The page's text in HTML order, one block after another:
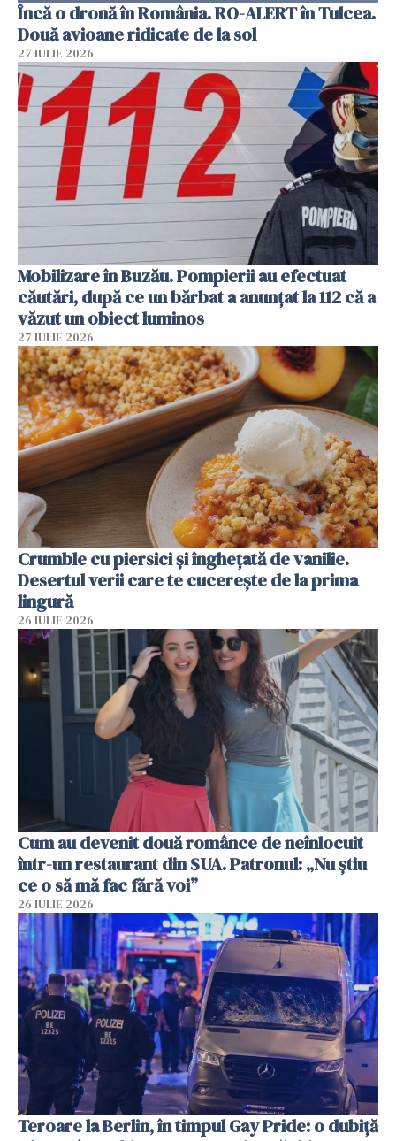
Încă o dronă în România. RO-ALERT în Tulcea.
Două avioane ridicate de la sol
27 IULIE 2026
Mobilizare în Buzău. Pompierii au efectuat
căutări, după ce un bărbat a anunțat la 112 că a
văzut un obiect luminos
27 IULIE 2026
Crumble cu piersici și înghețată de vanilie.
Desertul verii care te cucerește de la prima
lingură
26 IULIE 2026
Cum au devenit două românce de neînlocuit
într-un restaurant din SUA. Patronul: „Nu știu
ce o să mă fac fără voi”
26 IULIE 2026
Teroare la Berlin, în timpul Gay Pride: o dubiță